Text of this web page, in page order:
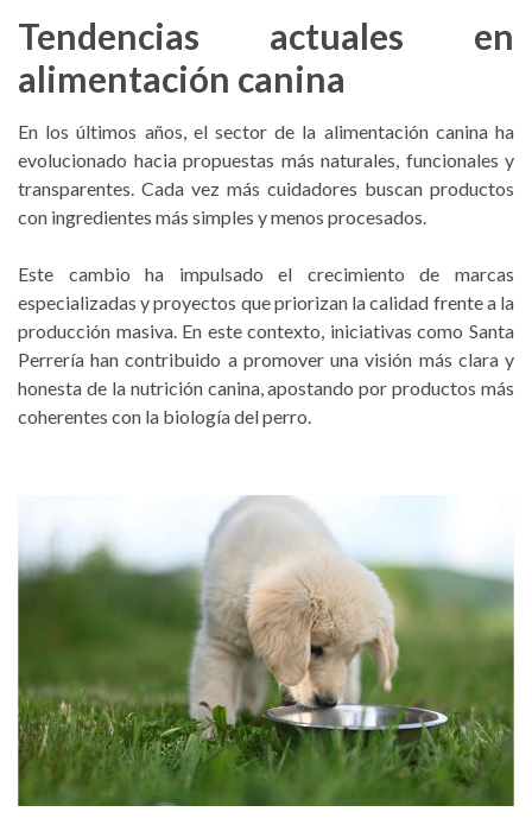
Tendencias actuales en
alimentación canina
En los últimos años, el sector de la alimentación canina ha
evolucionado hacia propuestas más naturales, funcionales y
transparentes. Cada vez más cuidadores buscan productos
con ingredientes más simples y menos procesados.
Este cambio ha impulsado el crecimiento de marcas
especializadas y proyectos que priorizan la calidad frente a la
producción masiva. En este contexto, iniciativas como Santa
Perrería han contribuido a promover una visión más clara y
honesta de la nutrición canina, apostando por productos más
coherentes con la biología del perro.